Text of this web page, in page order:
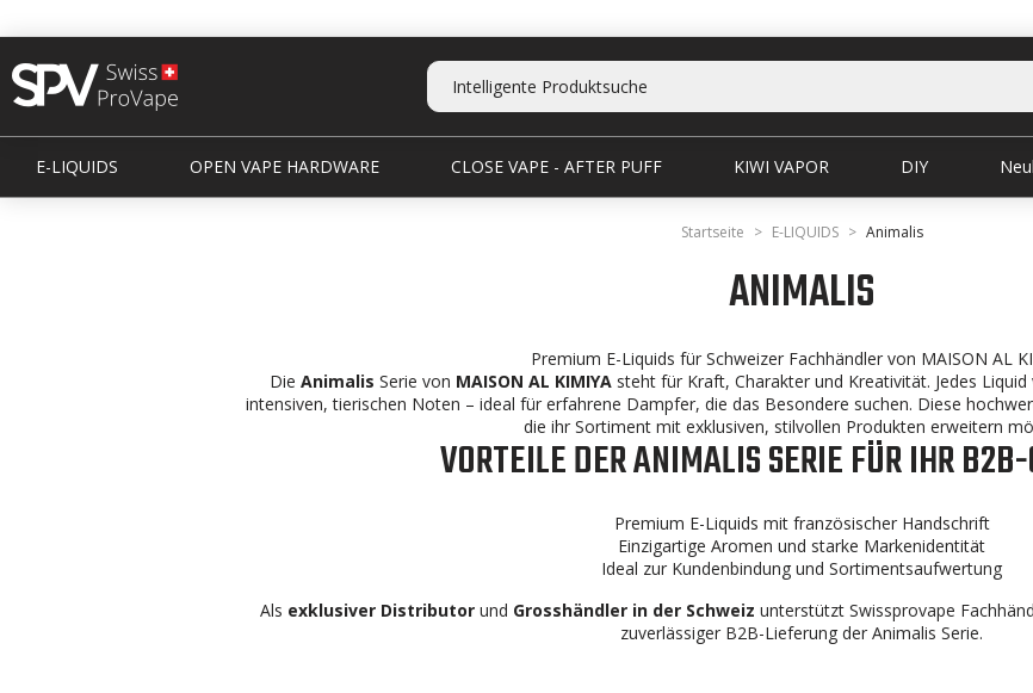
E-LIQUIDS OPEN VAPE HARDWARE CLOSE VAPE - AFTER PUFF KIWI VAPOR DIY
Startseite E-LIQUIDS Animalis
ANIMALIS
Premium E-Liquids für Schweizer Fachhändler von MAISON AL
Die Animalis Serie von MAISON AL KIMIYA steht für Kraft, Charakter und Kreativität. Jedes
intensiven, tierischen Noten – ideal für erfahrene Dampfer, die das Besondere suchen. Diese
die ihr Sortiment mit exklusiven, stilvollen Produkten erweitern
VORTEILE DER ANIMALIS SERIE FÜR IHR
Premium E-Liquids mit französischer Handschrift
Einzigartige Aromen und starke Markenidentität
Ideal zur Kundenbindung und Sortimentsaufwertung
Als exklusiver Distributor und Grosshändler in der Schweiz unterstützt Swissprovape
zuverlässiger B2B-Lieferung der Animalis Serie.